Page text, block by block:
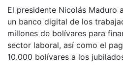
El presidente Nicolás Maduro
un banco digital de los
millones de bolívares para
sector laboral, así como el
10.000 bolívares a los